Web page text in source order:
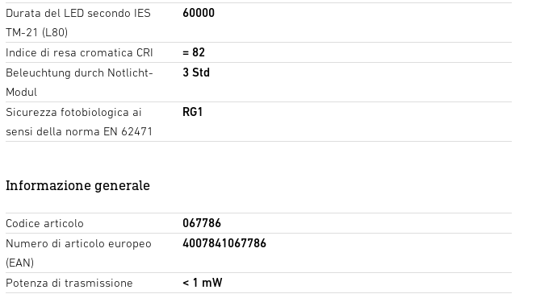
Durata del LED secondo IES
TM-21 (L80)
60000
Indice di resa cromatica CRI
= 82
Beleuchtung durch Notlicht-
Modul
3 Std
Sicurezza fotobiologica ai
sensi della norma EN 62471
RG1
Informazione generale
Codice articolo
067786
Numero di articolo europeo
(EAN)
4007841067786
Potenza di trasmissione
< 1 mW